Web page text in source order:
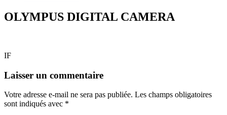
OLYMPUS DIGITAL CAMERA
IF
Laisser un commentaire
Votre adresse e-mail ne sera pas publiée. Les champs obligatoires
sont indiqués avec *